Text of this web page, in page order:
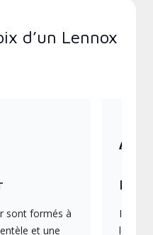
d’un Lennox
sont formés à
et une
Ils
les